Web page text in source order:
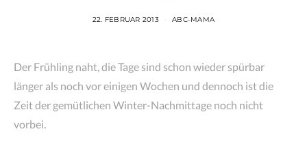
22. FEBRUAR 2013 ABC-MAMA
Der Frühling naht, die Tage sind schon wieder spürbar
länger als noch vor einigen Wochen und dennoch ist die
Zeit der gemütlichen Winter-Nachmittage noch nicht
vorbei.